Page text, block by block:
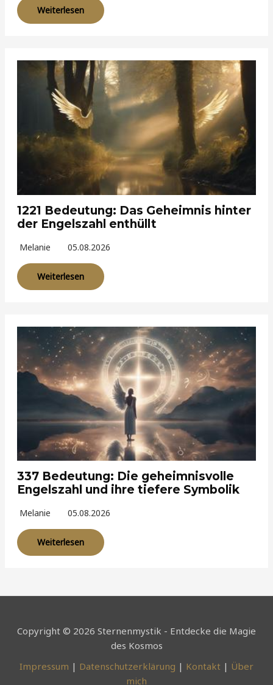
Weiterlesen
1221 Bedeutung: Das Geheimnis hinter
der Engelszahl enthüllt
Melanie 05.08.2026
Weiterlesen
337 Bedeutung: Die geheimnisvolle
Engelszahl und ihre tiefere Symbolik
Melanie 05.08.2026
Weiterlesen
Copyright © 2026 Sternenmystik - Entdecke die Magie
des Kosmos
Impressum | Datenschutzerklärung | Kontakt | Über
mich